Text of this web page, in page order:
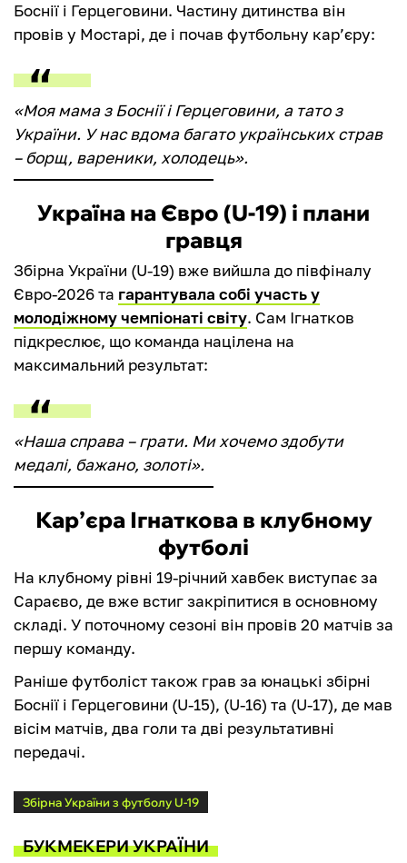
Боснії і Герцеговини. Частину дитинства він
провів у Мостарі, де і почав футбольну кар’єру:
«Моя мама з Боснії і Герцеговини, а тато з
України. У нас вдома багато українських страв
– борщ, вареники, холодець».
Україна на Євро (U-19) і плани
гравця
Збірна України (U-19) вже вийшла до півфіналу
Євро-2026 та гарантувала собі участь у
молодіжному чемпіонаті світу. Сам Ігнатков
підкреслює, що команда націлена на
максимальний результат:
«Наша справа – грати. Ми хочемо здобути
медалі, бажано, золоті».
Кар’єра Ігнаткова в клубному
футболі
На клубному рівні 19-річний хавбек виступає за
Сараєво, де вже встиг закріпитися в основному
складі. У поточному сезоні він провів 20 матчів за
першу команду.
Раніше футболіст також грав за юнацькі збірні
Боснії і Герцеговини (U-15), (U-16) та (U-17), де мав
вісім матчів, два голи та дві результативні
передачі.
Збірна України з футболу U-19
БУКМЕКЕРИ УКРАЇНИ